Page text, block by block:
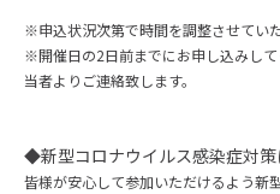
※申込状況次第で時間を調整させてい
※開催日の2日前までにお申し込みし
当者よりご連絡致します。
◆新型コロナウイルス感染症対
皆様が安心して参加いただけるよう新